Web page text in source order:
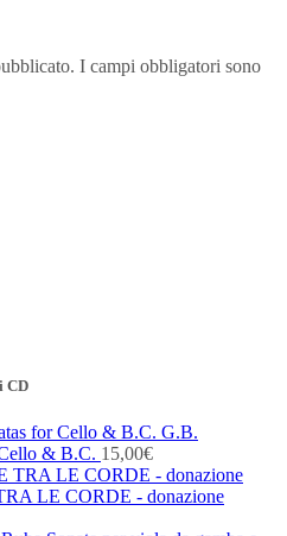
I campi obbligatori sono
CD
G.B.
& B.C. 15,00€
LE CORDE - donazione